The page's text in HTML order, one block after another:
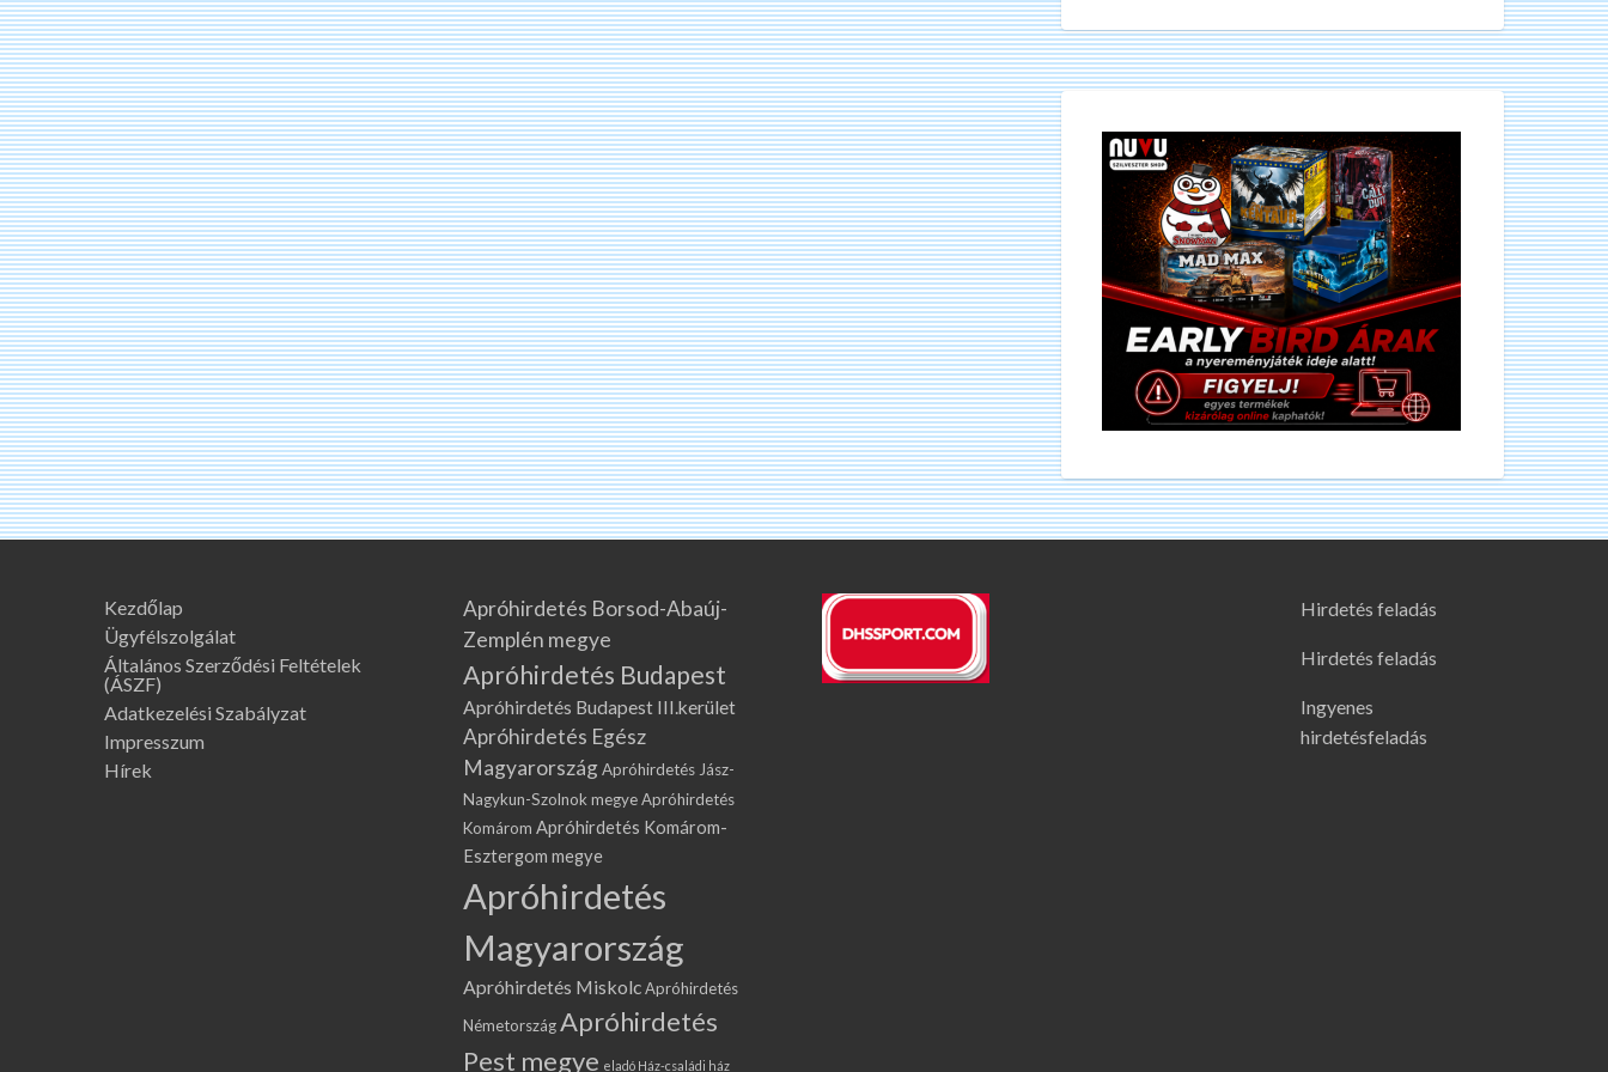
Kezdőlap
Ügyfélszolgálat
Általános Szerződési Feltételek
(ÁSZF)
Adatkezelési Szabályzat
Impresszum
Hírek
Apróhirdetés Borsod-Abaúj-
Zemplén megye
Apróhirdetés Budapest
Apróhirdetés Budapest III.kerület
Apróhirdetés Egész
MagyarországApróhirdetés Jász-
Nagykun-Szolnok megyeApróhirdetés
Komárom Apróhirdetés Komárom-
Esztergom megye
Apróhirdetés
Magyarország
Apróhirdetés MiskolcApróhirdetés
NémetországApróhirdetés
Pest megye eladó Ház-családi ház
Hirdetés feladás
Hirdetés feladás
Ingyenes
hirdetésfeladás